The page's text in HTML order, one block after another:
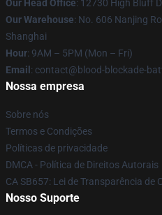
Our Head Office: 12730 High Bluff
Our Warehouse: No. 606 Nanjing
Shanghai
Hour: 9AM – 5PM (Mon – Fri)
Email : contact@blood-blockade-
Nossa empresa
Sobre nós
Termos e Condições
Políticas de privacidade
DMCA - Política de Direitos Autorais
CA SB657: Lei de Transparência de
Nosso Suporte